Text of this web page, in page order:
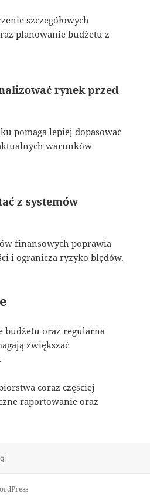
szczegółowych
planowanie budżetu z
rynek przed
pomaga lepiej dopasować
warunków
z systemów
finansowych poprawia
i ogranicza ryzyko błędów.
budżetu oraz regularna
zwiększać
coraz częściej
raportowanie oraz